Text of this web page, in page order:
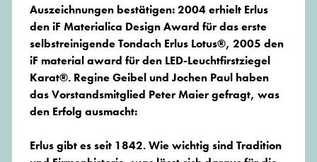
Auszeichnungen bestätigen: 2004 erhielt Erlus
den iF Materialica Design Award für das erste
selbstreinigende Tondach Erlus Lotus®, 2005 den
iF material award für den LED-Leuchtfirstziegel
Karat®. Regine Geibel und Jochen Paul haben
das Vorstandsmitglied Peter Maier gefragt, was
den Erfolg ausmacht:
Erlus gibt es seit 1842. Wie wichtig sind Tradition